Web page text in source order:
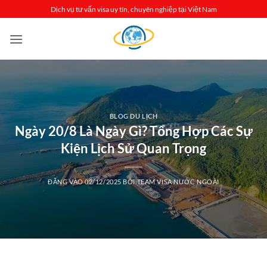
qua
nội
Dịch vụ tư vấn visa uy tín, chuyên nghiệp tại Việt Nam
BLOG DU LỊCH
Ngày 20/8 Là Ngày Gì? Tổng Hợp Các Sự
Kiện Lịch Sử Quan Trọng
ĐĂNG VÀO02/12/2025 BỞITEAM VISA NƯỚC NGOÀI